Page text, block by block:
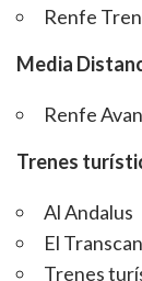
Renfe
Media
Renfe
Trenes
Al Andalus
El
Trenes